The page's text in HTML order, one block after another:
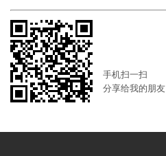
手机扫一扫
分享给我的朋友